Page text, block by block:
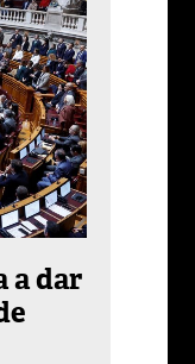
a dar